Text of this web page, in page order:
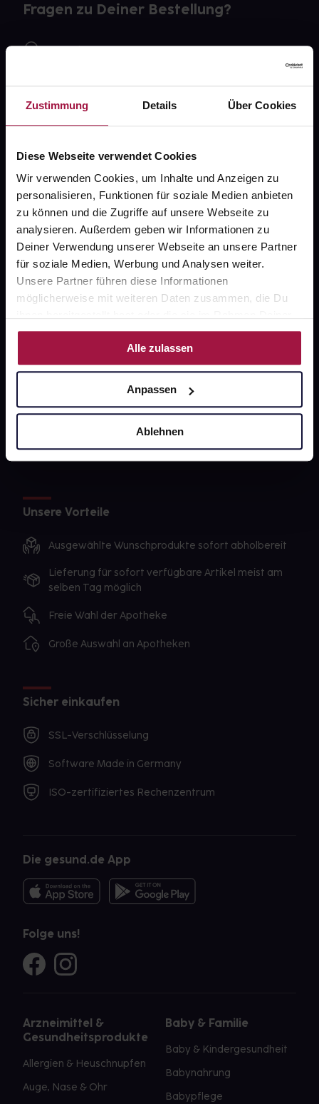
Zustimmung Details Über Cookies
Diese Webseite verwendet Cookies
Wir verwenden Cookies, um Inhalte und Anzeigen zu
personalisieren, Funktionen für soziale Medien anbieten
zu können und die Zugriffe auf unsere Webseite zu
analysieren. Außerdem geben wir Informationen zu
Deiner Verwendung unserer Webseite an unsere Partner
für soziale Medien, Werbung und Analysen weiter.
Unsere Partner führen diese Informationen
möglicherweise mit weiteren Daten zusammen, die Du
Nutzung der Dienste gesammelt haben.
Alle zulassen
Anpassen
Ablehnen
Fragen zu Deiner Bestellung?
Kontakt
gesund.de
Über uns
Karriere
Newsletter
Barrierefreiheitserklärung
PAYBACK
Sanitätshäuser
Unsere Vorteile
Ausgewählte Wunschprodukte sofort abholbereit
Lieferung für sofort verfügbare Artikel meist am
selben Tag möglich
Freie Wahl der Apotheke
Große Auswahl an Apotheken
Sicher einkaufen
SSL-Verschlüsselung
Software Made in Germany
ISO-zertifiziertes Rechenzentrum
Die gesund.de App
Folge uns!
Arzneimittel &
Gesundheitsprodukte
Allergien & Heuschnupfen
Auge, Nase & Ohr
Baby & Familie
Baby & Kindergesundheit
Babynahrung
Babypflege